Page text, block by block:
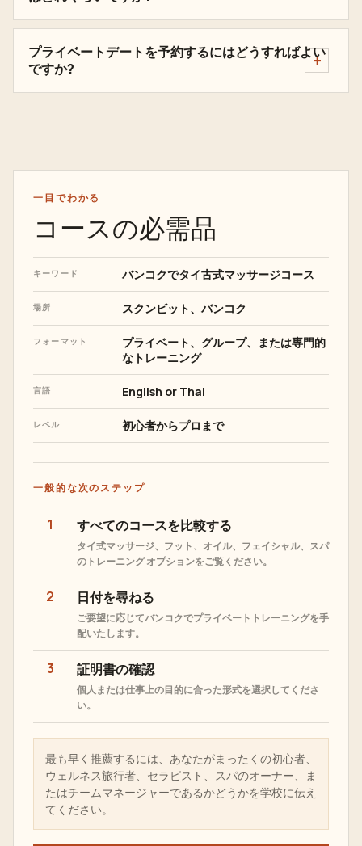
プライベートデートを予約するにはどうすればよい
ですか?
一目でわかる
コースの必需品
キーワード バンコクでタイ古式マッサージコース
場所 スクンビット、バンコク
フォーマット
プライベート、グループ、または専門的
なトレーニング
言語 English or Thai
レベル 初心者からプロまで
一般的な次のステップ
1 すべてのコースを比較する
タイ式マッサージ、フット、オイル、フェイシャル、スパ
のトレーニング オプションをご覧ください。
2 日付を尋ねる
ご要望に応じてバンコクでプライベートトレーニングを手
配いたします。
3 証明書の確認
個人または仕事上の目的に合った形式を選択してくださ
い。
最も早く推薦するには、あなたがまったくの初心者、
ウェルネス旅行者、セラピスト、スパのオーナー、ま
たはチームマネージャーであるかどうかを学校に伝え
てください。